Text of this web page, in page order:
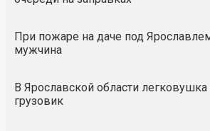
При пожаре на даче под
мужчина
В Ярославской области легковушка
грузовик